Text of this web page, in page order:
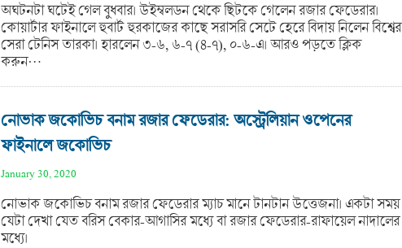
অঘটনটা ঘটেই গেল বুধবার। উইম্বলডন থেকে ছিটকে গেলেন রজার ফেডেরার।
কোয়ার্টার ফাইনালে হুবার্ট হুরকাজের কাছে সরাসরি সেটে হেরে বিদায় নিলেন বিশ্বের
সেরা টেনিস তারকা। হারলেন ৩-৬, ৬-৭ (৪-৭), ০-৬-এ। আরও পড়তে ক্লিক
করুন…
নোভাক জকোভিচ বনাম রজার ফেডেরার: অস্ট্রেলিয়ান ওপেনের
ফাইনালে জকোভিচ
January 30, 2020
নোভাক জকোভিচ বনাম রজার ফেডেরার ম্যাচ মানে টানটান উত্তেজনা। একটা সময়
যেটা দেখা যেত বরিস বেকার-আগাসির মধ্যে বা রজার ফেডেরার-রাফায়েল নাদালের
মধ্যে।